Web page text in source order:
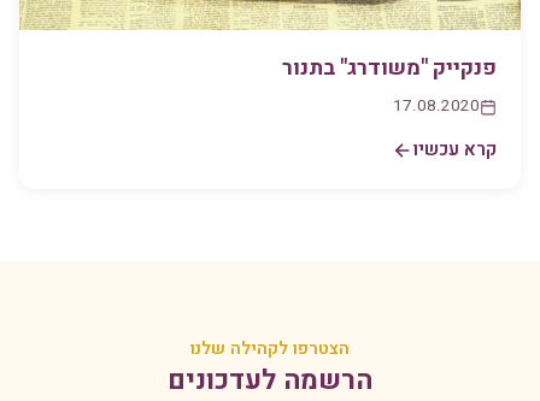
פנקייק "משודרג" בתנור
17.08.2020
קרא עכשיו
הצטרפו לקהילה שלנו
הרשמה לעדכונים